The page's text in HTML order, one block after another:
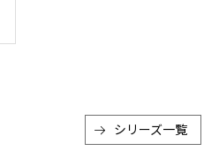
シリーズ一覧